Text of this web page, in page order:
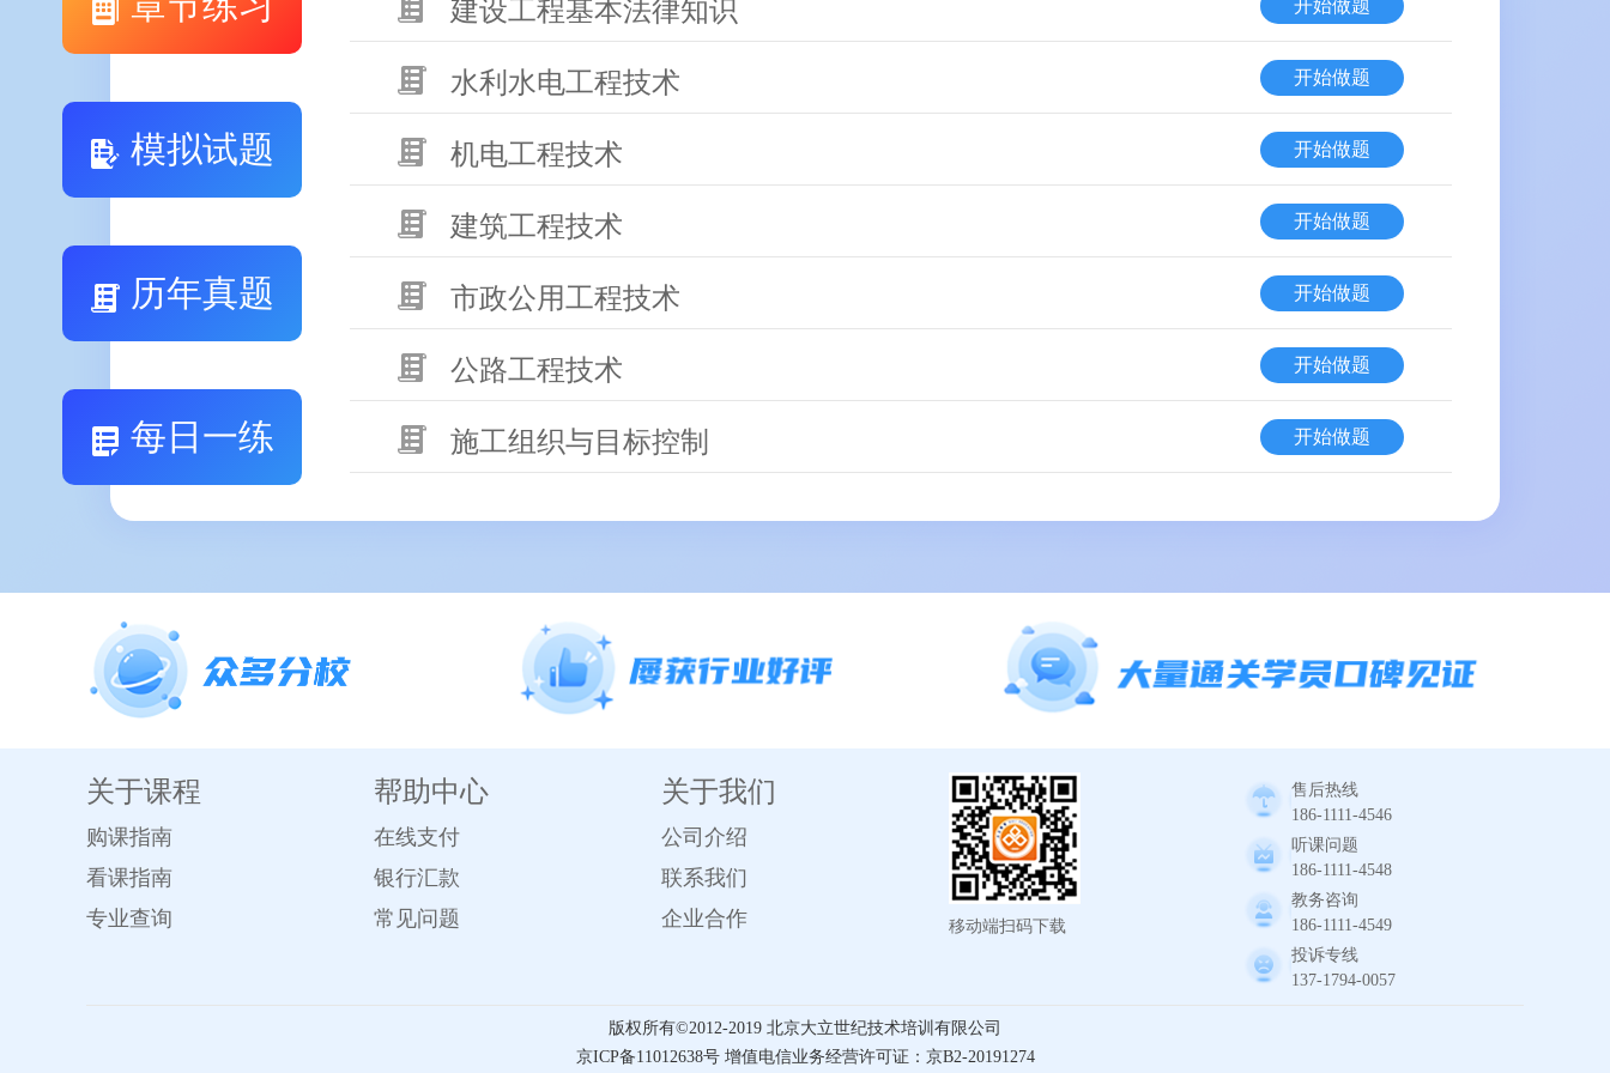
模拟试题
历年真题
每日一练
建设工程基本法律知识 开始做题
水利水电工程技术 开始做题
机电工程技术 开始做题
建筑工程技术 开始做题
市政公用工程技术 开始做题
公路工程技术 开始做题
施工组织与目标控制 开始做题
关于课程
购课指南
看课指南
专业查询
帮助中心
在线支付
银行汇款
常见问题
关于我们
公司介绍
联系我们
企业合作
移动端扫码下载
售后热线
186-1111-4546
听课问题
186-1111-4548
教务咨询
186-1111-4549
投诉专线
137-1794-0057
版权所有©️2012-2019 北京大立世纪技术培训有限公司
京ICP备11012638号 增值电信业务经营许可证：京B2-20191274